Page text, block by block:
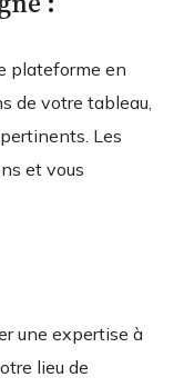
plateforme en
de votre tableau,
Les
et vous
une expertise à
lieu de